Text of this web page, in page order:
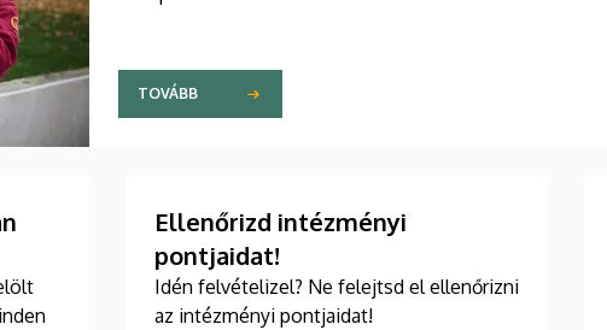
TOVÁBB
Ellenőrizd intézményi
pontjaidat!
Idén felvételizel? Ne felejtsd el ellenőrizni
az intézményi pontjaidat!